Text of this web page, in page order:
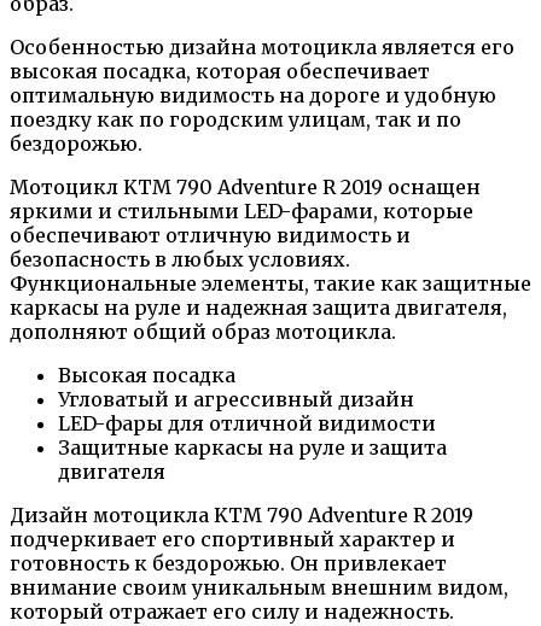
Особенностью дизайна мотоцикла является его
высокая посадка, которая обеспечивает
оптимальную видимость на дороге и удобную
поездку как по городским улицам, так и по
бездорожью.
Мотоцикл KTM 790 Adventure R 2019 оснащен
яркими и стильными LED-фарами, которые
обеспечивают отличную видимость и
безопасность в любых условиях.
Функциональные элементы, такие как защитные
каркасы на руле и надежная защита двигателя,
дополняют общий образ мотоцикла.
Высокая посадка
Угловатый и агрессивный дизайн
LED-фары для отличной видимости
Защитные каркасы на руле и защита
двигателя
Дизайн мотоцикла KTM 790 Adventure R 2019
подчеркивает его спортивный характер и
готовность к бездорожью. Он привлекает
внимание своим уникальным внешним видом,
который отражает его силу и надежность.